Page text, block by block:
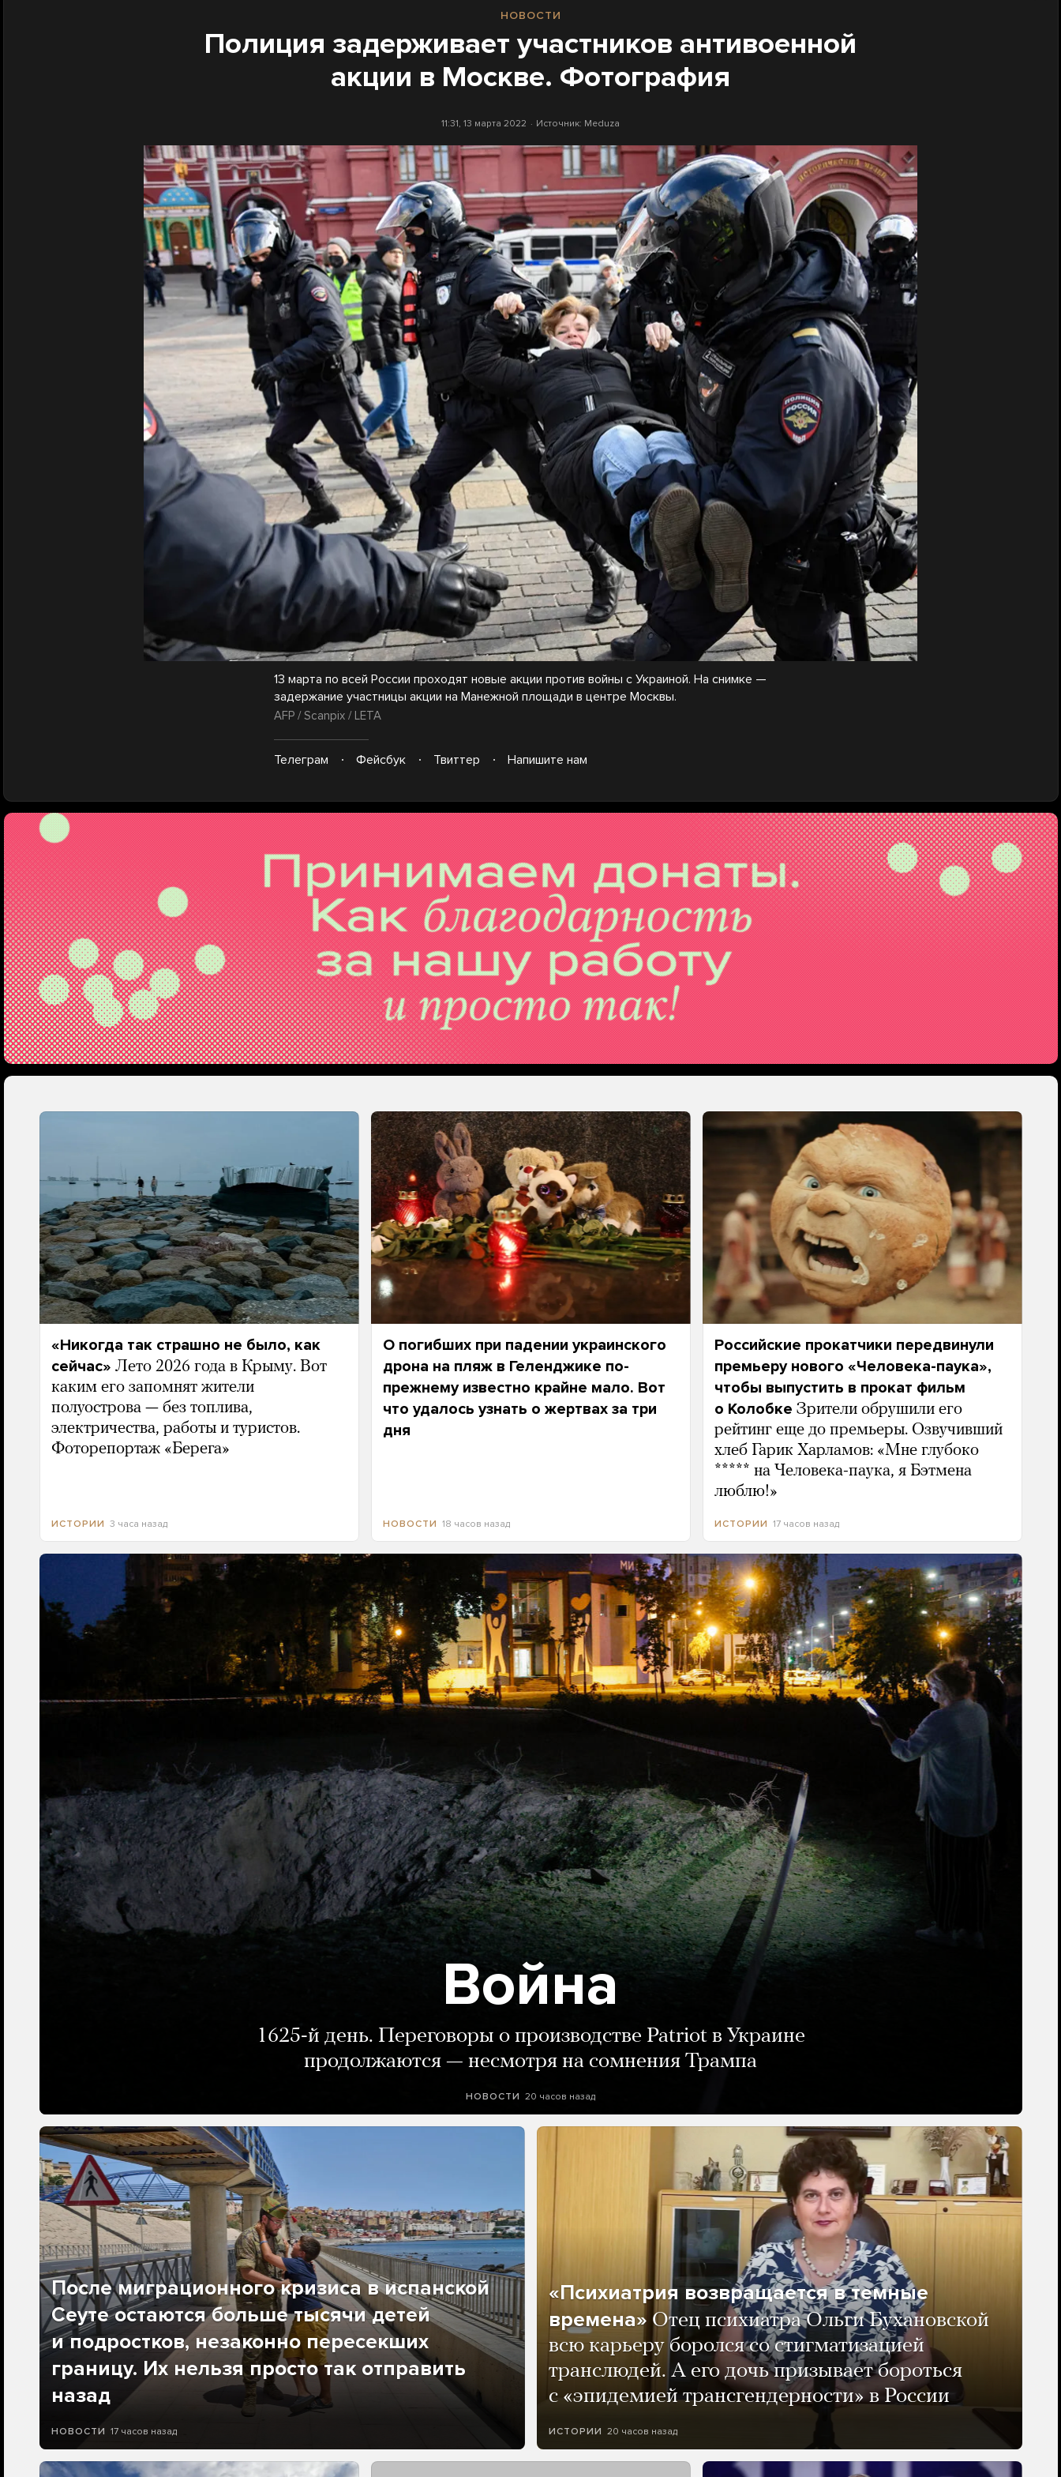
НОВОСТИ
Полиция задерживает участников антивоенной
акции в Москве. Фотография
11:31, 13 марта 2022 Источник: Meduza
13 марта по всей России проходят новые акции против войны с Украиной. На снимке —
задержание участницы акции на Манежной площади в центре Москвы.
AFP / Scanpix / LETA
Телеграм Фейсбук Твиттер Напишите нам
«Никогда так страшно не было, как
сейчас» Лето 2026 года в Крыму. Вот
каким его запомнят жители
полуострова — без топлива,
электричества, работы и туристов.
Фоторепортаж «Берега»
ИСТОРИИ 3 часа назад
О погибших при падении украинского
дрона на пляж в Геленджике по-
прежнему известно крайне мало. Вот
что удалось узнать о жертвах за три
дня
НОВОСТИ 18 часов назад
Российские прокатчики передвинули
премьеру нового «Человека-паука»,
чтобы выпустить в прокат фильм
о Колобке Зрители обрушили его
рейтинг еще до премьеры. Озвучивший
хлеб Гарик Харламов: «Мне глубоко
***** на Человека-паука, я Бэтмена
люблю!»
ИСТОРИИ 17 часов назад
Война
1625-й день. Переговоры о производстве Patriot в Украине
продолжаются — несмотря на сомнения Трампа
НОВОСТИ 20 часов назад
После миграционного кризиса в испанской
Сеуте остаются больше тысячи детей
и подростков, незаконно пересекших
границу. Их нельзя просто так отправить
назад
НОВОСТИ 17 часов назад
«Психиатрия возвращается в темные
времена» Отец психиатра Ольги Бухановской
всю карьеру боролся со стигматизацией
транслюдей. А его дочь призывает бороться
с «эпидемией трансгендерности» в России
ИСТОРИИ 20 часов назад